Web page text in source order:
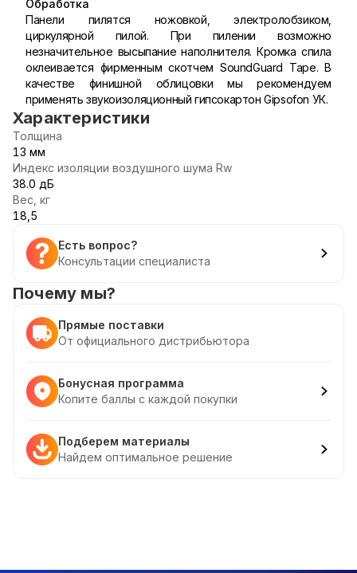
Обработка
Панели пилятся ножовкой, электролобзиком,
циркулярной пилой. При пилении возможно
незначительное высыпание наполнителя. Кромка спила
оклеивается фирменным скотчем SoundGuard Tape. В
качестве финишной облицовки мы рекомендуем
применять звукоизоляционный гипсокартон Gipsofon УК.
Характеристики
Толщина
13 мм
Индекс изоляции воздушного шума Rw
38.0 дБ
Вес, кг
18,5
Есть вопрос?
Консультации специалиста
Почему мы?
Прямые поставки
От официального дистрибьютора
Бонусная программа
Копите баллы с каждой покупки
Подберем материалы
Найдем оптимальное решение